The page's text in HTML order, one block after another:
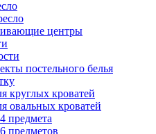
центры
постельного белья
круглых кроватей
овальных кроватей
предмета
предметов